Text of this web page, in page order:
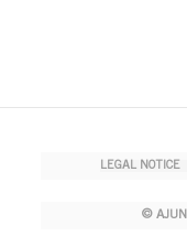
LEGAL NOTICE
©